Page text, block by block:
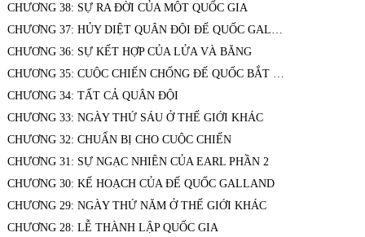
CHƯƠNG 38: SỰ RA ĐỜI CỦA MỘT QUỐC GIA
CHƯƠNG 36: SỰ KẾT HỢP CỦA LỬA VÀ BĂNG
CHƯƠNG 34: TẤT CẢ QUÂN ĐỘI
CHƯƠNG 33: NGÀY THỨ SÁU Ở THẾ GIỚI KHÁC
CHƯƠNG 32: CHUẨN BỊ CHO CUỘC CHIẾN
CHƯƠNG 31: SỰ NGẠC NHIÊN CỦA EARL PHẦN 2
CHƯƠNG 30: KẾ HOẠCH CỦA ĐẾ QUỐC GALLAND
CHƯƠNG 29: NGÀY THỨ NĂM Ở THẾ GIỚI KHÁC
CHƯƠNG 28: LỄ THÀNH LẬP QUỐC GIA